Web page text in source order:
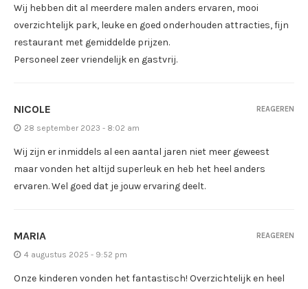
Wij hebben dit al meerdere malen anders ervaren, mooi
overzichtelijk park, leuke en goed onderhouden attracties, fijn
restaurant met gemiddelde prijzen.
Personeel zeer vriendelijk en gastvrij.
NICOLE
28 september 2023 - 8:02 am
Wij zijn er inmiddels al een aantal jaren niet meer geweest
maar vonden het altijd superleuk en heb het heel anders
ervaren. Wel goed dat je jouw ervaring deelt.
REAGEREN
MARIA
4 augustus 2025 - 9:52 pm
Onze kinderen vonden het fantastisch! Overzichtelijk en heel
REAGEREN